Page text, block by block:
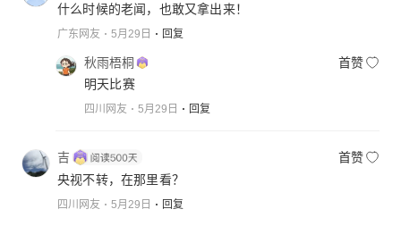
什么时候的老闻，也敢又拿出来！
广东网友 5月29日 回复
秋雨梧桐
首赞
明天比赛
四川网友 5月29日 回复
吉
首赞
央视不转，在那里看？
四川网友 5月29日 回复